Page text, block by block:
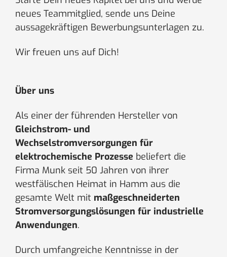
neues Teammitglied, sende uns Deine
aussagekräftigen Bewerbungsunterlagen zu.
Wir freuen uns auf Dich!
Über uns
Als einer der führenden Hersteller von
Gleichstrom- und
Wechselstromversorgungen für
elektrochemische Prozesse beliefert die
Firma Munk seit 50 Jahren von ihrer
westfälischen Heimat in Hamm aus die
gesamte Welt mit maßgeschneiderten
Stromversorgungslösungen für industrielle
Anwendungen.
Durch umfangreiche Kenntnisse in der